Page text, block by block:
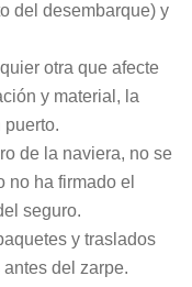
del desembarque) y
otra que afecte
y material, la
puerto.
de la naviera, no se
no ha firmado el
seguro.
y traslados
del zarpe.